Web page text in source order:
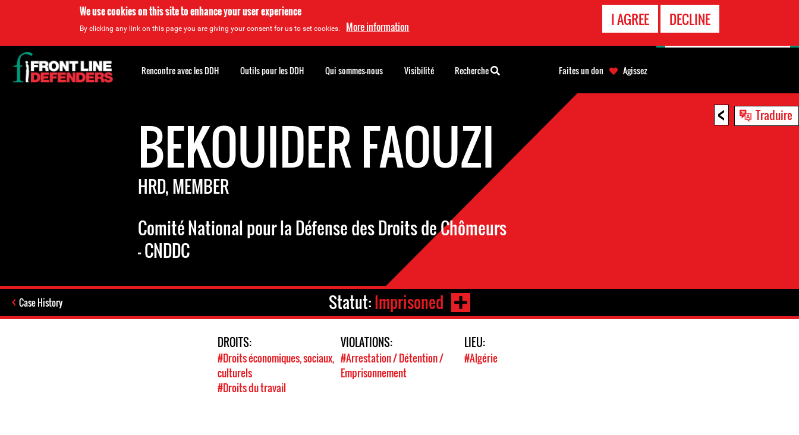
We use cookies on this site to enhance your user experience
By clicking any link on this page you are giving your consent for us to set cookies. More information I AGREE DECLINE
< Traduire
BEKOUIDER FAOUZI
HRD, MEMBER
Comité National pour la Défense des Droits de Chômeurs
- CNDDC
Case History Statut:Imprisoned
DROITS:
#Droits économiques, sociaux,
culturels
#Droits du travail
VIOLATIONS:
#Arrestation / Détention /
Emprisonnement
LIEU:
#Algérie
Back
to
top
Rencontre avec les DDH Outils pour les DDH Qui sommes-nous Visibilité Recherche Faites un don Agissez
D'URGENCE